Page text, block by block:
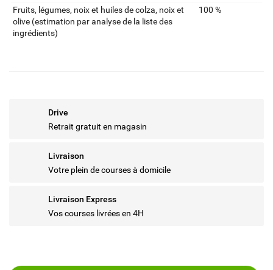
Fruits‚ légumes‚ noix et huiles de colza‚ noix et
olive (estimation par analyse de la liste des
ingrédients)
100 %
Drive
Retrait gratuit en magasin
Livraison
Votre plein de courses à domicile
Livraison Express
Vos courses livrées en 4H